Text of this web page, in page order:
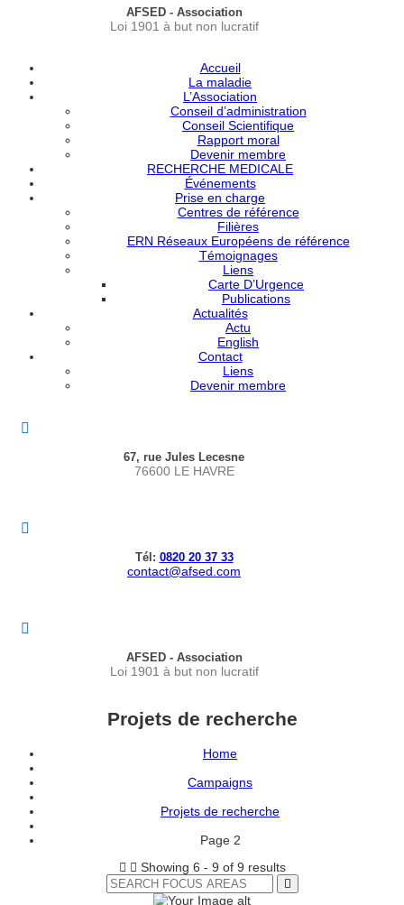
AFSED - Association
Loi 1901 à but non lucratif
Accueil
La maladie
L’Association
Conseil d’administration
Conseil Scientifique
Rapport moral
Devenir membre
RECHERCHE MEDICALE
Événements
Prise en charge
Centres de référence
Filières
ERN Réseaux Européens de référence
Témoignages
Liens
Carte D’Urgence
Publications
Actualités
Actu
English
Contact
Liens
Devenir membre
67, rue Jules Lecesne
76600 LE HAVRE
Tél: 0820 20 37 33
contact@afsed.com
AFSED - Association
Loi 1901 à but non lucratif
Projets de recherche
Home
Campaigns
Projets de recherche
Page 2
Showing 6 - 9 of 9 results